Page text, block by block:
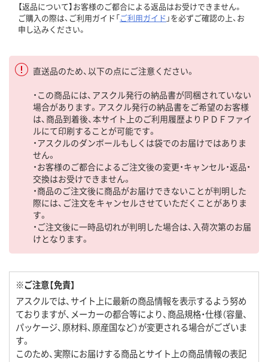
【返品について】お客様のご都合による返品はお受けできません。
ご購入の際は、ご利用ガイド「ご利用ガイド 」を必ずご確認の上、お
申し込みください。
直送品のため、以下の点にご注意ください。
・この商品には、アスクル発行の納品書が同梱されていない
場合があります。アスクル発行の納品書をご希望のお客様
は、商品到着後、本サイト上のご利用履歴よりＰＤＦファイ
ルにて印刷することが可能です。
・アスクルのダンボールもしくは袋でのお届けではありま
せん。
・お客様のご都合によるご注文後の変更・キャンセル・返品・
交換はお受けできません。
・商品のご注文後に商品がお届けできないことが判明した
際には、ご注文をキャンセルさせていただくことがありま
す。
・ご注文後に一時品切れが判明した場合は、入荷次第のお届
けとなります。
※ご注意【免責】
アスクルでは、サイト上に最新の商品情報を表示するよう努め
ておりますが、メーカーの都合等により、商品規格・仕様（容量、
パッケージ、原材料、原産国など）が変更される場合がございま
す。
このため、実際にお届けする商品とサイト上の商品情報の表記